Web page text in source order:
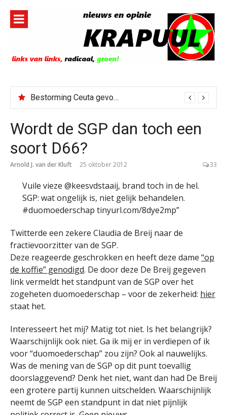
inhoud
Bestorming Ceuta gevolg van op sociale media verspreide hoax?
Wordt de SGP dan toch een
soort D66?
Arnold J. van der Kluft 25 oktober 2012 33
Vuile vieze @keesvdstaaij, brand toch in de hel.
SGP: wat ongelijk is, niet gelijk behandelen.
#duomoederschap tinyurl.com/8dye2mp”
Twitterde een zekere Claudia de Breij naar de
fractievoorzitter van de SGP.
Deze reageerde geschrokken en heeft deze dame “op
de koffie” genodigd. De door deze De Breij gegeven
link vermeldt het standpunt van de SGP over het
zogeheten duomoederschap – voor de zekerheid: hier
staat het.
Interesseert het mij? Matig tot niet. Is het belangrijk?
Waarschijnlijk ook niet. Ga ik mij er in verdiepen of ik
voor “duomoederschap” zou zijn? Ook al nauwelijks.
Was de mening van de SGP op dit punt toevallig
doorslaggevend? Denk het niet, want dan had De Breij
een grotere partij kunnen uitschelden. Waarschijnlijk
neemt de SGP een standpunt in dat niet pijnlijk